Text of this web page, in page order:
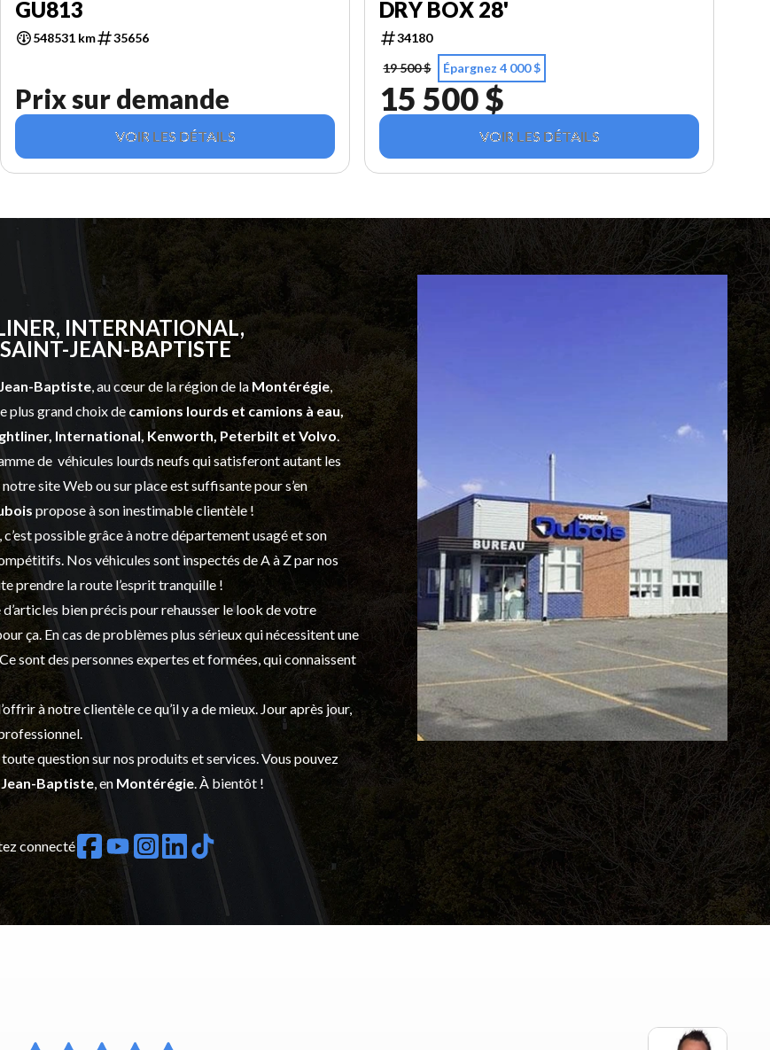
GU813
548531 km 35656
Prix sur demande
VOIR LES DÉTAILS
DRY BOX 28'
34180
19 500 $
Épargnez 4 000 $
15 500 $
VOIR LES DÉTAILS
INTERNATIONAL,
JEAN-BAPTISTE
Baptiste, au cœur de la région de la Montérégie,
plus grand choix de camions lourds et camions à eau,
International, Kenworth, Peterbilt et Volvo.
de véhicules lourds neufsqui satisferont autant les
site Web ou sur place est suffisante pour s’en
propose à son inestimable clientèle !
possible grâce à notredépartement usagéet son
Nos véhicules sont inspectés de A à Z par nos
prendre la route l’esprit tranquille !
bien précis pour rehausser le look de votre
ça. En cas de problèmes plus sérieux qui nécessitent une
sont des personnes expertes et formées, qui connaissent
à notre clientèle ce qu’il y a de mieux. Jour après jour,
question sur nos produits et services. Vous pouvez
Baptiste, en Montérégie. À bientôt !
connecté